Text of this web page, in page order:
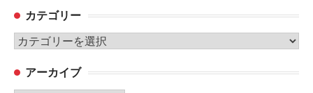
カテゴリー
カ
ゴ アーカイブ